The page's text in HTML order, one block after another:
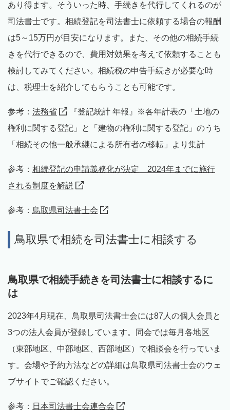
あり得ます。そういった時、手続きを代行してくれるのが
司法書士です。相続登記を司法書士に依頼する場合の報酬
は5～15万円が目安になります。また、その他の相続手続
きを代行できるので、費用対効果を考えて依頼することも
検討してみてください。相続税の申告手続きが必要な時
は、税理士を紹介してもらうことも可能です。
参考： 法務省
『登記統計 年報』※各年計表の「土地の
権利に関する登記」と「建物の権利に関する登記」のうち
「相続その他一般承継による所有者の移転」より集計
参考： 相続登記の申請義務化が決定 2024年までに施行
される制度を解説
参考： 鳥取県司法書士会
鳥取県で相続を司法書士に相談する
鳥取県で相続手続きを司法書士に相談するに
は
2023年4月現在、鳥取県司法書士会には87人の個人会員と
3つの法人会員が登録しています。同会では毎月各地区
（東部地区、中部地区、西部地区）で相談会を行っていま
す。会場や予約方法などの詳細は鳥取県司法書士会のウェ
ブサイトでご確認ください。
参考： 日本司法書士会連合会